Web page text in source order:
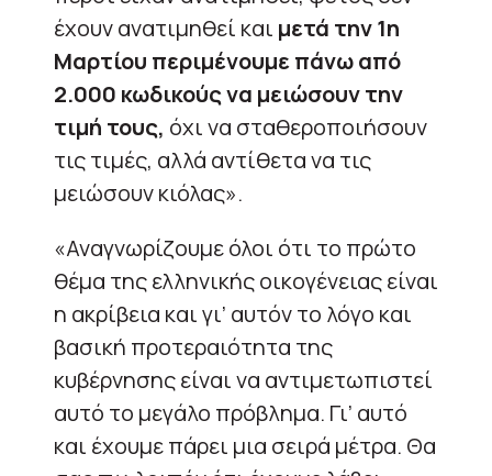
έχουν ανατιμηθεί και μετά την 1η
Μαρτίου περιμένουμε πάνω από
2.000 κωδικούς να μειώσουν την
τιμή τους, όχι να σταθεροποιήσουν
τις τιμές, αλλά αντίθετα να τις
μειώσουν κιόλας».
«Αναγνωρίζουμε όλοι ότι το πρώτο
θέμα της ελληνικής οικογένειας είναι
η ακρίβεια και γι’ αυτόν το λόγο και
βασική προτεραιότητα της
κυβέρνησης είναι να αντιμετωπιστεί
αυτό το μεγάλο πρόβλημα. Γι’ αυτό
και έχουμε πάρει μια σειρά μέτρα. Θα